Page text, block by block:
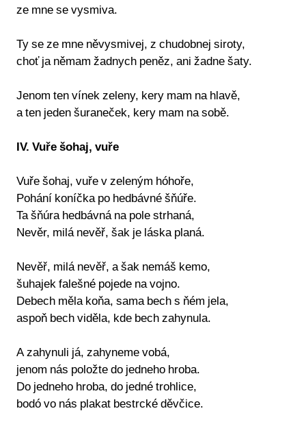
ze mne se vysmiva.
Ty se ze mne něvysmivej, z chudobnej siroty,
choť ja němam žadnych peněz, ani žadne šaty.
Jenom ten vínek zeleny, kery mam na hlavě,
a ten jeden šuraneček, kery mam na sobě.
IV. Vuře šohaj, vuře
Vuře šohaj, vuře v zeleným hóhoře,
Pohání koníčka po hedbávné šňúře.
Ta šňúra hedbávná na pole strhaná,
Nevěr, milá nevěř, šak je láska planá.
Nevěř, milá nevěř, a šak nemáš kemo,
šuhajek falešné pojede na vojno.
Debech měla koňa, sama bech s ňém jela,
aspoň bech viděla, kde bech zahynula.
A zahynuli já, zahyneme vobá,
jenom nás položte do jedneho hroba.
Do jedneho hroba, do jedné trohlice,
bodó vo nás plakat bestrcké děvčice.